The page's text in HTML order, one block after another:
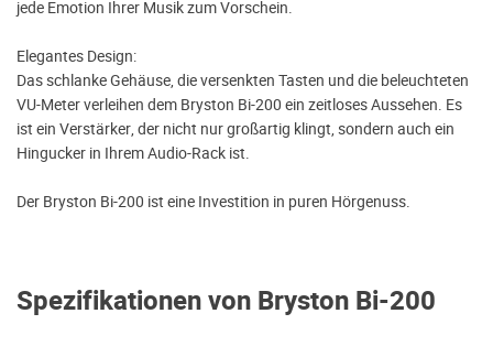
Spezifikationen von Bryston Bi-200
jede Emotion Ihrer Musik zum Vorschein.
Elegantes Design:
Das schlanke Gehäuse, die versenkten Tasten und die beleuchteten
VU-Meter verleihen dem Bryston Bi-200 ein zeitloses Aussehen. Es
ist ein Verstärker, der nicht nur großartig klingt, sondern auch ein
Hingucker in Ihrem Audio-Rack ist.
Der Bryston Bi-200 ist eine Investition in puren Hörgenuss.